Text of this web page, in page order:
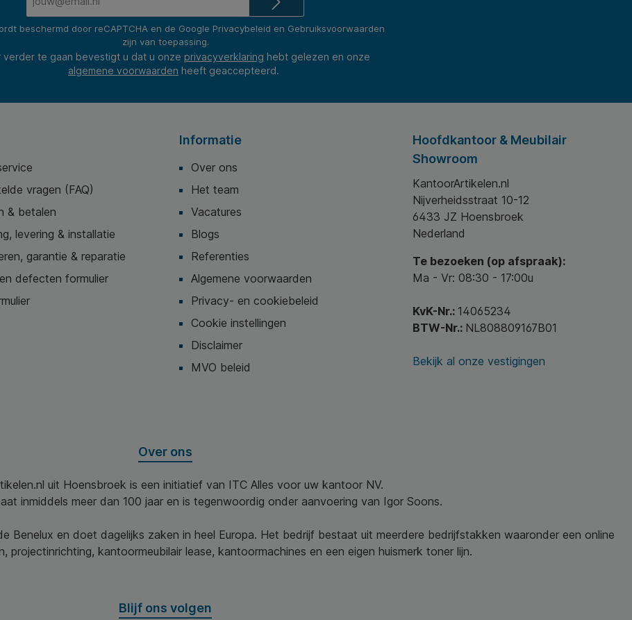
beschermd door reCAPTCHA en de Google Privacybeleid en Gebruiksvoorwaarden
zijn van toepassing.
verder te gaan bevestigt u dat u onze privacyverklaring hebt gelezen en onze
algemene voorwaarden heeft geaccepteerd.
vragen (FAQ)
& betalen
levering & installatie
garantie & reparatie
defecten formulier
Informatie
Over ons
Het team
Vacatures
Blogs
Referenties
Algemene voorwaarden
Privacy- en cookiebeleid
Cookie instellingen
Disclaimer
MVO beleid
Hoofdkantoor & Meubilair
Showroom
KantoorArtikelen.nl
Nijverheidsstraat 10-12
6433 JZ Hoensbroek
Nederland
Te bezoeken (op afspraak):
Ma - Vr: 08:30 - 17:00u
KvK-Nr.: 14065234
BTW-Nr.: NL808809167B01
Bekijk al onze vestigingen
Over ons
uit Hoensbroek is een initiatief van ITC Alles voor uw kantoor NV.
inmiddels meer dan 100 jaar en is tegenwoordig onder aanvoering van Igor Soons.
Benelux en doet dagelijks zaken in heel Europa. Het bedrijf bestaat uit meerdere bedrijfstakken waaronder een online
projectinrichting, kantoormeubilair lease, kantoormachines en een eigen huismerk toner lijn.
Blijf ons volgen